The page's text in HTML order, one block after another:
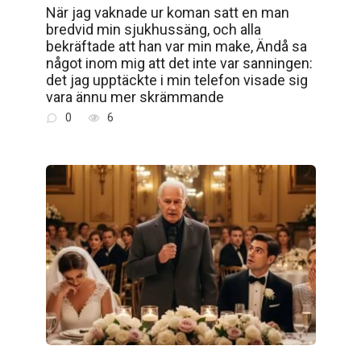
När jag vaknade ur koman satt en man
bredvid min sjukhussäng, och alla
bekräftade att han var min make, Ändå sa
något inom mig att det inte var sanningen:
det jag upptäckte i min telefon visade sig
vara ännu mer skrämmande
0 6